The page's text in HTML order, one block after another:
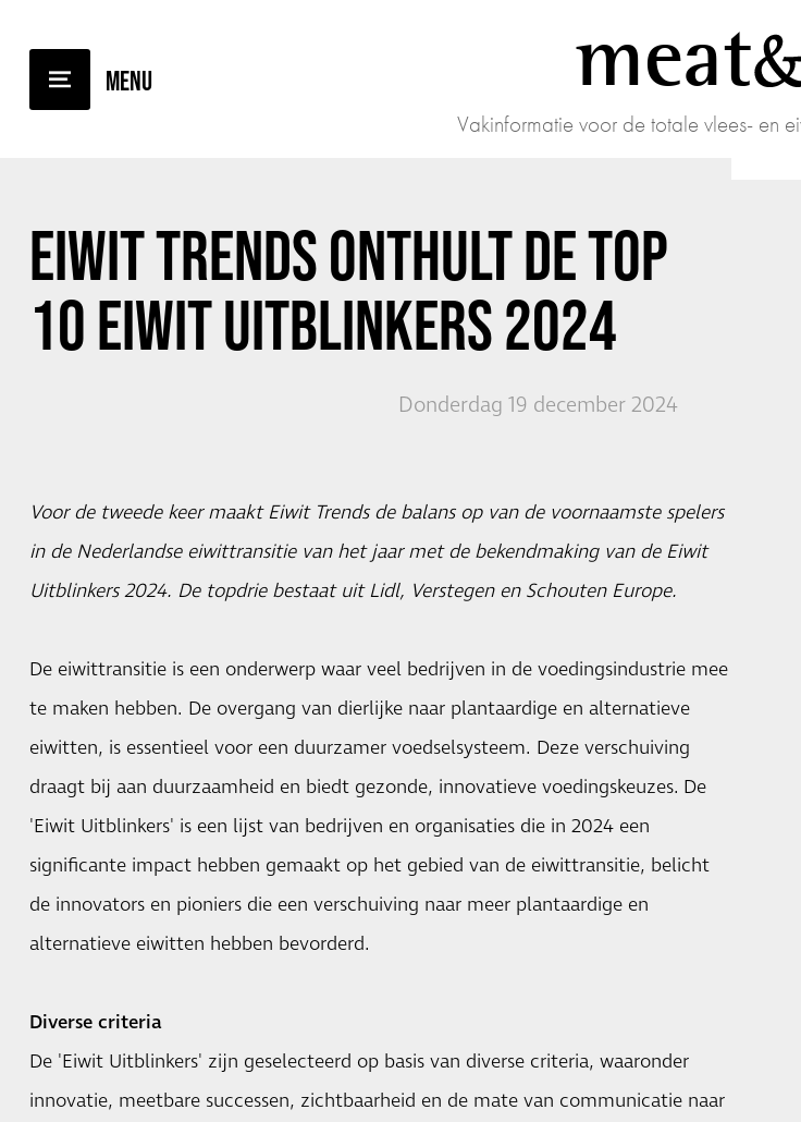
meat
Vakinformatie voor de totale vlees- en
EIWIT TRENDS ONTHULT DE TOP
10 EIWIT UITBLINKERS 2024
Donderdag 19 december 2024
Voor de tweede keer maakt Eiwit Trends de balans op van de voornaamste spelers
in de Nederlandse eiwittransitie van het jaar met de bekendmaking van de Eiwit
Uitblinkers 2024. De topdrie bestaat uit Lidl, Verstegen en Schouten Europe.
De eiwittransitie is een onderwerp waar veel bedrijven in de voedingsindustrie mee
te maken hebben. De overgang van dierlijke naar plantaardige en alternatieve
eiwitten, is essentieel voor een duurzamer voedselsysteem. Deze verschuiving
draagt bij aan duurzaamheid en biedt gezonde, innovatieve voedingskeuzes. De
'Eiwit Uitblinkers' is een lijst van bedrijven en organisaties die in 2024 een
significante impact hebben gemaakt op het gebied van de eiwittransitie, belicht
de innovators en pioniers die een verschuiving naar meer plantaardige en
alternatieve eiwitten hebben bevorderd.
Diverse criteria
De 'Eiwit Uitblinkers' zijn geselecteerd op basis van diverse criteria, waaronder
innovatie, meetbare successen, zichtbaarheid en de mate van communicatie naar